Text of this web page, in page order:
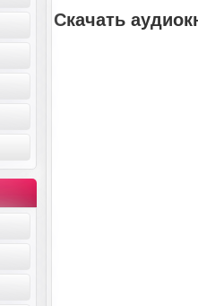
Скачать